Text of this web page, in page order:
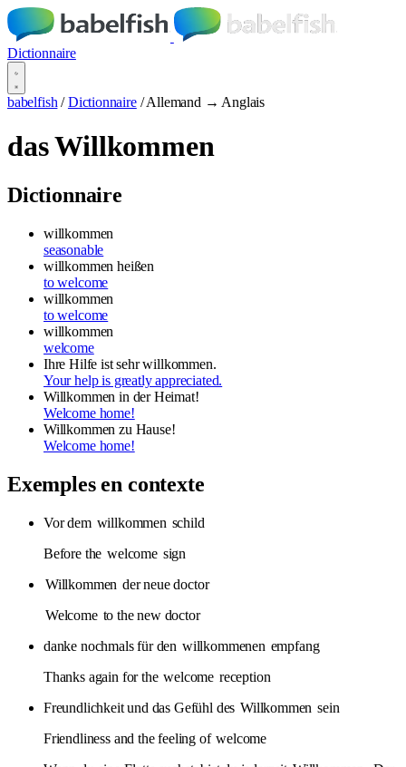
Dictionnaire
babelfish / Dictionnaire / Allemand → Anglais
das Willkommen
Dictionnaire
willkommen
seasonable
willkommen heißen
to welcome
willkommen
to welcome
willkommen
welcome
Ihre Hilfe ist sehr willkommen.
Your help is greatly appreciated.
Willkommen in der Heimat!
Welcome home!
Willkommen zu Hause!
Welcome home!
Exemples en contexte
Vor dem willkommen schild
Before the welcome sign
Willkommen der neue doctor
Welcome to the new doctor
danke nochmals für den willkommenen empfang
Thanks again for the welcome reception
Freundlichkeit und das Gefühl des Willkommen sein
Friendliness and the feeling of welcome